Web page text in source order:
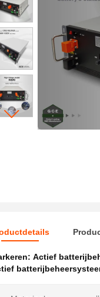
Actief